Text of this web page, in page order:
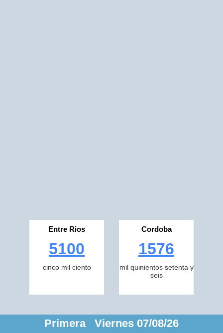
Entre Rios
5100
cinco mil ciento
Cordoba
1576
mil quinientos setenta y
seis
Primera Viernes 07/08/26